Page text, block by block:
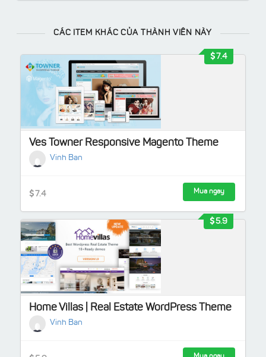
CÁC ITEM KHÁC CỦA THÀNH VIÊN NÀY
Ves Towner Responsive Magento Theme
Vinh Ban
7.4 Mua ngay
7.4
Home Villas | Real Estate WordPress Theme
Vinh Ban
5.9